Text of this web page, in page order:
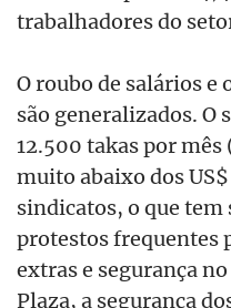
trabalhadores do
O roubo de salários e
são generalizados. O
12.500 takas por mês
muito abaixo dos
sindicatos, o que
protestos frequentes
extras e segurança
Plaza, a segurança